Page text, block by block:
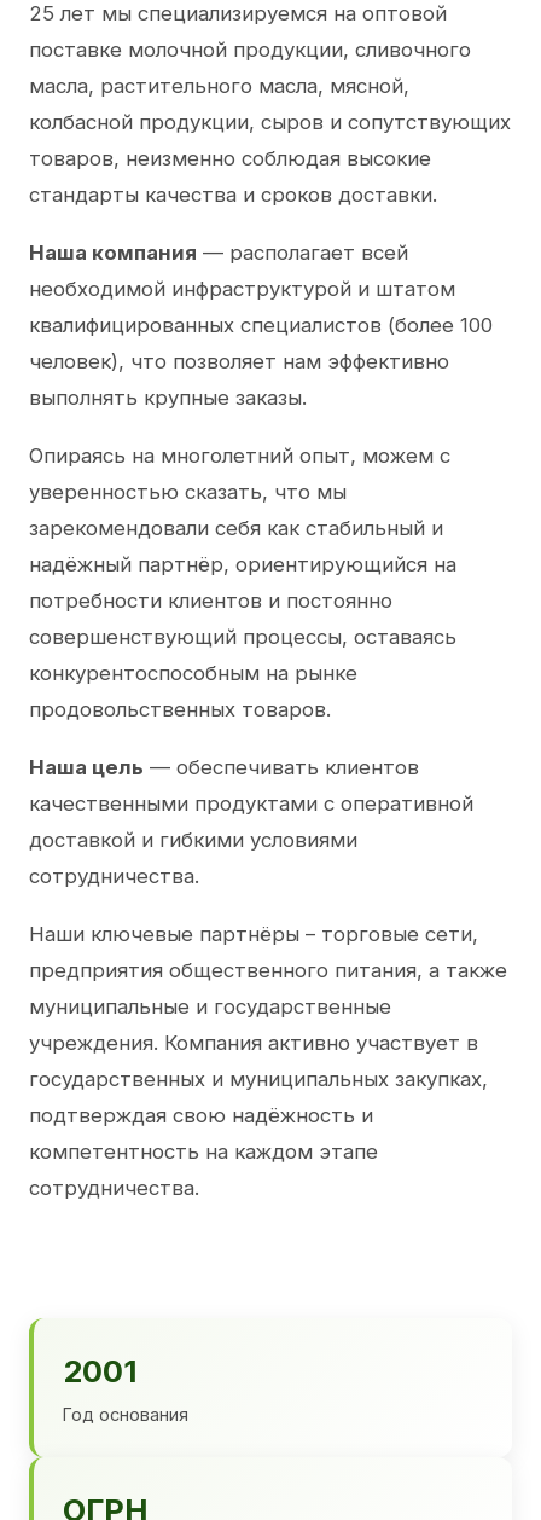
25 лет мы специализируемся на оптовой
поставке молочной продукции, сливочного
масла, растительного масла, мясной,
колбасной продукции, сыров и сопутствующих
товаров, неизменно соблюдая высокие
стандарты качества и сроков доставки.
Наша компания — располагает всей
необходимой инфраструктурой и штатом
квалифицированных специалистов (более 100
человек), что позволяет нам эффективно
выполнять крупные заказы.
Опираясь на многолетний опыт, можем с
уверенностью сказать, что мы
зарекомендовали себя как стабильный и
надёжный партнёр, ориентирующийся на
потребности клиентов и постоянно
совершенствующий процессы, оставаясь
конкурентоспособным на рынке
продовольственных товаров.
Наша цель — обеспечивать клиентов
качественными продуктами с оперативной
доставкой и гибкими условиями
сотрудничества.
Наши ключевые партнёры – торговые сети,
предприятия общественного питания, а также
муниципальные и государственные
учреждения. Компания активно участвует в
государственных и муниципальных закупках,
подтверждая свою надёжность и
компетентность на каждом этапе
сотрудничества.
2001
Год основания
ОГРН